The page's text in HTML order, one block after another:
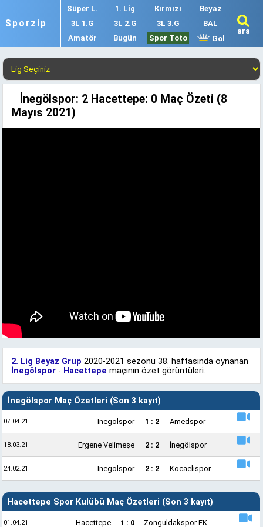
Sporzip
Süper L. 1. Lig Kırmızı
Beyaz
3L 1.G
3L 2.G 3L 3.G
BAL
Amatör
Bugün Spor Toto Gol
ara
İnegölspor: 2 Hacettepe: 0 Maç Özeti (8
Mayıs 2021)
2. Lig Beyaz Grup 2020-2021 sezonu 38. haftasında oynanan
İnegölspor - Hacettepe maçının özet görüntüleri.
İnegölspor Maç Özetleri (Son 3 kayıt)
07.04.21 İnegölspor 1 : 2 Amedspor
18.03.21 Ergene Velimeşe 2 : 2 İnegölspor
24.02.21 İnegölspor 2 : 2 Kocaelispor
Hacettepe Spor Kulübü Maç Özetleri (Son 3 kayıt)
01.04.21 Hacettepe 1 : 0 Zonguldakspor FK